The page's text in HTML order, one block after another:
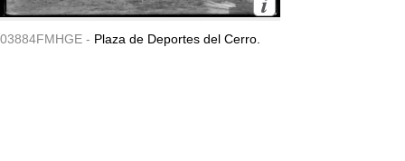
03884FMHGE - Plaza de Deportes del Cerro.